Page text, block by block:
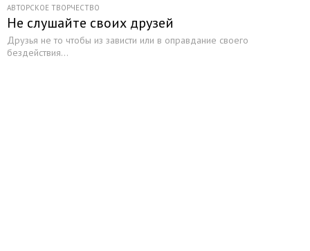
АВТОРСКОЕ ТВОРЧЕСТВО
Не слушайте своих друзей
Друзья не то чтобы из зависти или в оправдание своего
бездействия...